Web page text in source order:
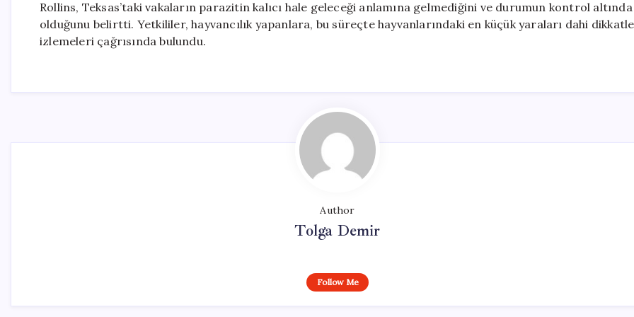
Rollins, Teksas’taki vakaların parazitin kalıcı hale geleceği anlamına gelmediğini ve durumun kontrol altında
olduğunu belirtti. Yetkililer, hayvancılık yapanlara, bu süreçte hayvanlarındaki en küçük yaraları dahi dikkatle
izlemeleri çağrısında bulundu.
Author
Tolga Demir
Follow Me